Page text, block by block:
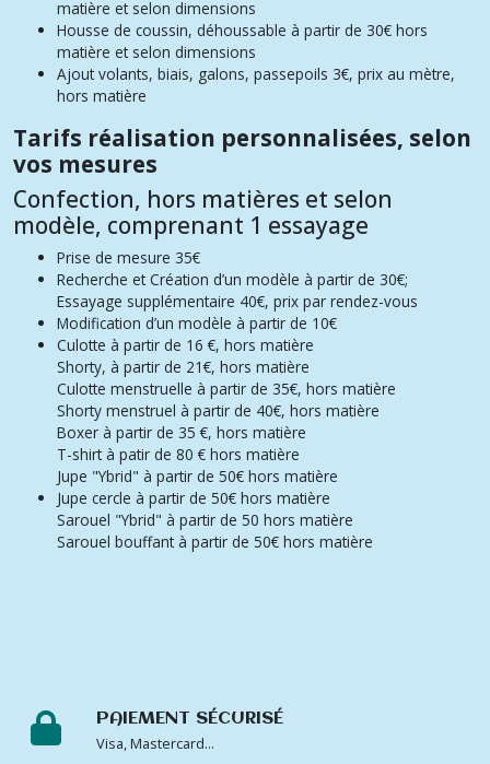
matière et selon dimensions
Housse de coussin, déhoussable à partir de 30€ hors
matière et selon dimensions
Ajout volants, biais, galons, passepoils 3€, prix au mètre,
hors matière
Tarifs réalisation personnalisées, selon
vos mesures
Confection, hors matières et selon
modèle, comprenant 1 essayage
Prise de mesure 35€
Recherche et Création d’un modèle à partir de 30€;
Essayage supplémentaire 40€, prix par rendez-vous
Modification d’un modèle à partir de 10€
Culotte à partir de 16 €, hors matière
Shorty, à partir de 21€, hors matière
Culotte menstruelle à partir de 35€, hors matière
Shorty menstruel à partir de 40€, hors matière
Boxer à partir de 35 €, hors matière
T-shirt à patir de 80 € hors matière
Jupe "Ybrid" à partir de 50€ hors matière
Jupe cercle à partir de 50€ hors matière
Sarouel "Ybrid" à partir de 50 hors matière
Sarouel bouffant à partir de 50€ hors matière
PAIEMENT SÉCURISÉ
Visa, Mastercard...